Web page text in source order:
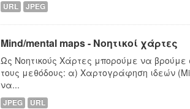
URL JPEG
Mind/mental maps - Νοητικοί χάρτες
Ως Νοητικούς Χάρτες μπορούμε να
τους μεθόδους: α) Χαρτογράφηση ιδεών
να...
JPEG URL